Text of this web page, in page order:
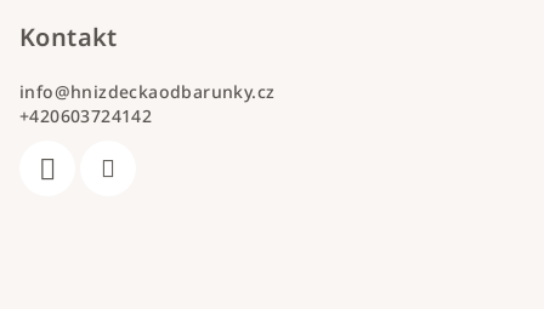
Kontakt
info@hnizdeckaodbarunky.cz
+420603724142